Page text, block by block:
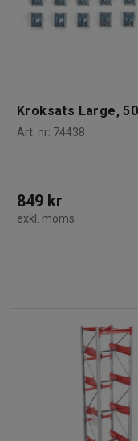
Kroksats Large,
Art. nr: 74438
849 kr
exkl. moms